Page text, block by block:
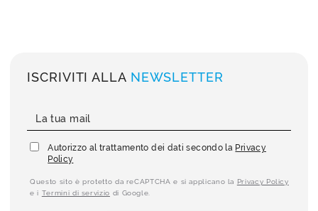
ISCRIVITI ALLA NEWSLETTER
Autorizzo al trattamento dei dati secondo la Privacy
Policy
Questo sito è protetto da reCAPTCHA e si applicano la Privacy Policy
e i Termini di servizio di Google.